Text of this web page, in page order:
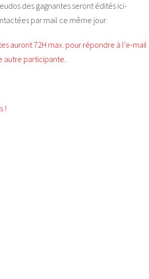
des gagnantes seront édités ici-
par mail ce même jour.
auront 72H max. pour répondre à l’e-mail
autre participante.
!